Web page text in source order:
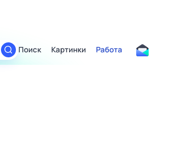
Поиск Картинки Работа